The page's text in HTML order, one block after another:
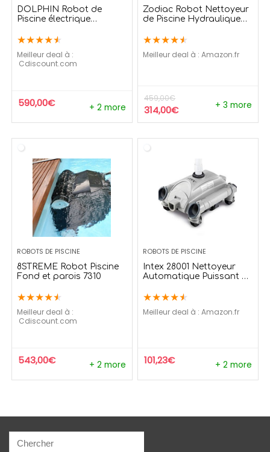
DOLPHIN Robot de
Piscine électrique
★★★★★
Meilleur deal à :
cdiscount.com
590,00€ + 2 more
Zodiac Robot Nettoyeur
de Piscine Hydraulique
MX8 Bleu W70668
★★★★★
Meilleur deal à : Amazon.fr
459,00€
314,00€ + 3 more
ROBOTS DE PISCINE
8STREME Robot Piscine
Fond et parois 7310
★★★★★
Meilleur deal à :
cdiscount.com
543,00€ + 2 more
ROBOTS DE PISCINE
Intex 28001 Nettoyeur
Automatique Puissant de
Raccords de Tuyau de 38
★★★★★
Meilleur deal à : Amazon.fr
101,23€ + 2 more